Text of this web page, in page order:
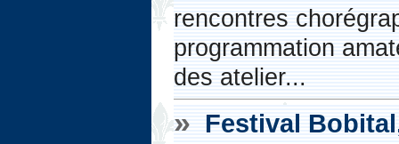
rencontres
programmation
des atelier...
» Festival